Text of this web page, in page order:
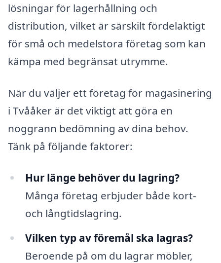
lösningar för lagerhållning och
distribution, vilket är särskilt fördelaktigt
för små och medelstora företag som kan
kämpa med begränsat utrymme.
När du väljer ett företag för magasinering
i Tvååker är det viktigt att göra en
noggrann bedömning av dina behov.
Tänk på följande faktorer:
Hur länge behöver du lagring?
Många företag erbjuder både kort-
och långtidslagring.
Vilken typ av föremål ska lagras?
Beroende på om du lagrar möbler,